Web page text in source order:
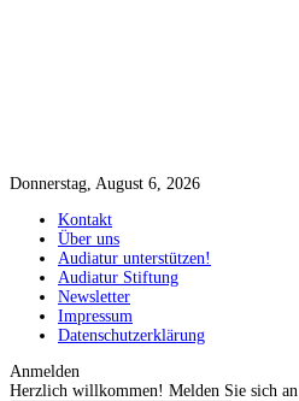
Donnerstag, August 6, 2026
Kontakt
Über uns
Audiatur unterstützen!
Audiatur Stiftung
Newsletter
Impressum
Datenschutzerklärung
Anmelden
Herzlich willkommen! Melden Sie sich an